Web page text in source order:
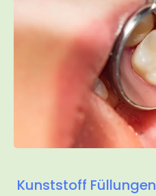
Kunststoff Füllungen